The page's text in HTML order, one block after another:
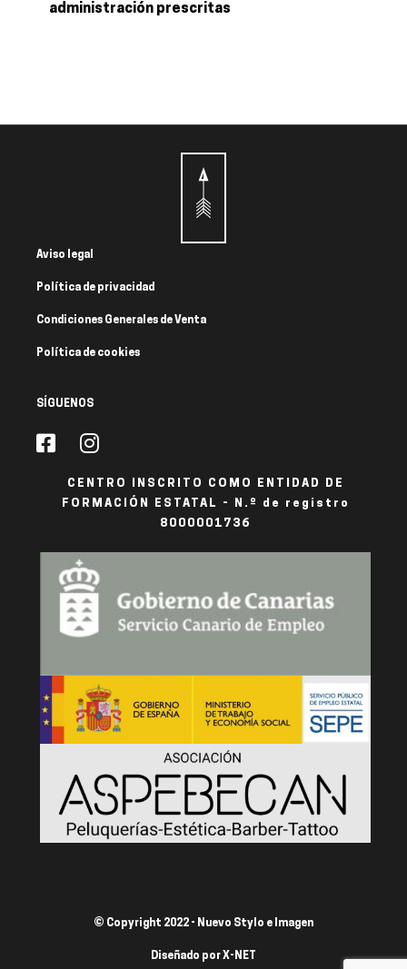
administración prescritas
Aviso legal
Política de privacidad
Condiciones Generales de Venta
Política de cookies
SÍGUENOS
CENTRO INSCRITO COMO ENTIDAD DE
FORMACIÓN ESTATAL - N.º de registro
8000001736
© Copyright 2022 - Nuevo Stylo e Imagen
Diseñado porX-NET